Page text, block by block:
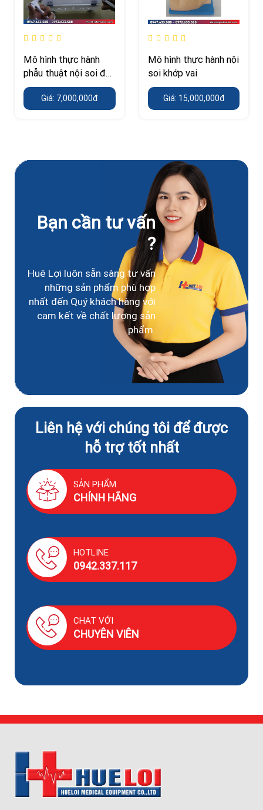
Mô hình thực hành
phẫu thuật nội soi đơn
giản
Giá: 7,000,000đ
Mô hình thực hành nội
soi khớp vai
Giá: 15,000,000đ
Bạn cần tư vấn
?
Huê Lợi luôn sẵn sàng tư vấn
những sản phẩm phù hợp
nhất đến Quý khách hàng với
cam kết về chất lượng sản
phẩm.
Liên hệ với chúng tôi để được
hỗ trợ tốt nhất
SẢN PHẨM
CHÍNH HÃNG
HOTLINE
0942.337.117
CHAT VỚI
CHUYÊN VIÊN